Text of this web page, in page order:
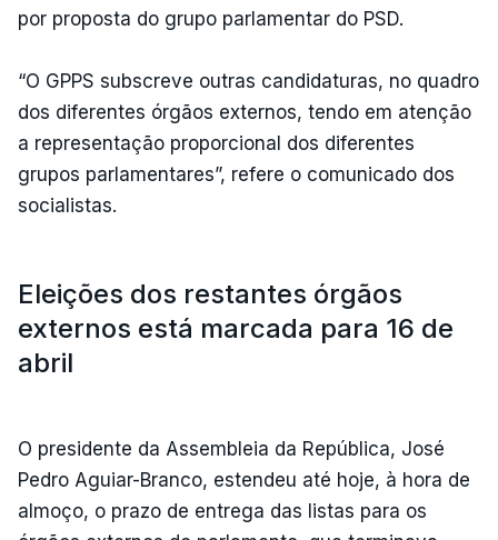
por proposta do grupo parlamentar do PSD.
“O GPPS subscreve outras candidaturas, no quadro
dos diferentes órgãos externos, tendo em atenção
a representação proporcional dos diferentes
grupos parlamentares”, refere o comunicado dos
socialistas.
Eleições dos restantes órgãos
externos está marcada para 16 de
abril
O presidente da Assembleia da República, José
Pedro Aguiar-Branco, estendeu até hoje, à hora de
almoço, o prazo de entrega das listas para os